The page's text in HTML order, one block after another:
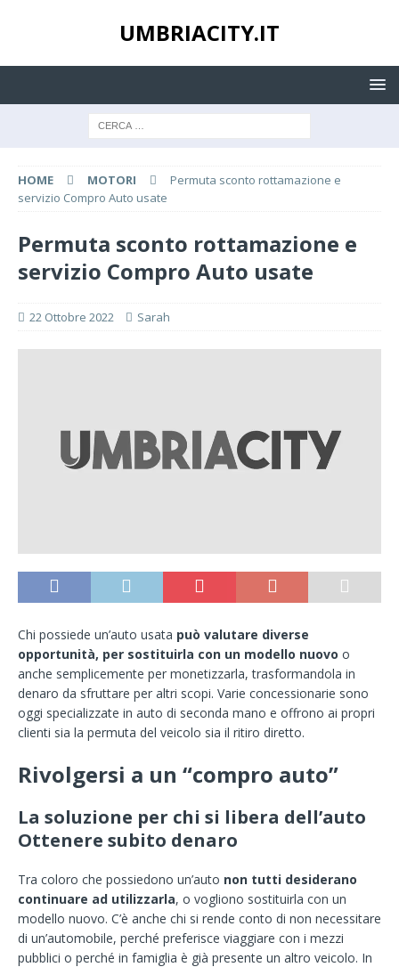
UMBRIACITY.IT
HOME MOTORI
Permuta sconto rottamazione e
servizio Compro Auto usate
Permuta sconto rottamazione e
servizio Compro Auto usate
22 Ottobre 2022 Sarah
Chi possiede un’auto usata può valutare diverse
opportunità, per sostituirla con un modello nuovo o
anche semplicemente per monetizzarla, trasformandola in
denaro da sfruttare per altri scopi. Varie concessionarie sono
oggi specializzate in auto di seconda mano e offrono ai propri
clienti sia la permuta del veicolo sia il ritiro diretto.
Rivolgersi a un “compro auto”
La soluzione per chi si libera dell’auto
Ottenere subito denaro
Tra coloro che possiedono un’auto non tutti desiderano
continuare ad utilizzarla, o vogliono sostituirla con un
modello nuovo. C’è anche chi si rende conto di non necessitare
di un’automobile, perché preferisce viaggiare con i mezzi
pubblici o perché in famiglia è già presente un altro veicolo. In